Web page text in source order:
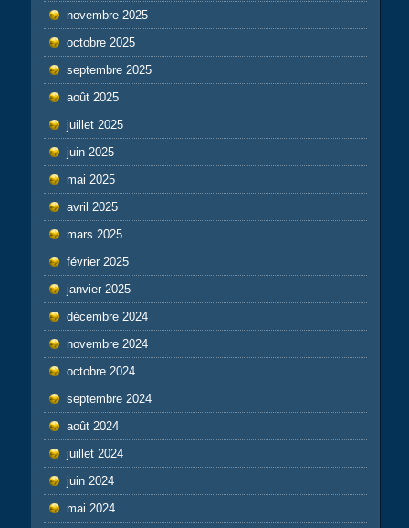
novembre 2025
octobre 2025
septembre 2025
août 2025
juillet 2025
juin 2025
mai 2025
avril 2025
mars 2025
février 2025
janvier 2025
décembre 2024
novembre 2024
octobre 2024
septembre 2024
août 2024
juillet 2024
juin 2024
mai 2024